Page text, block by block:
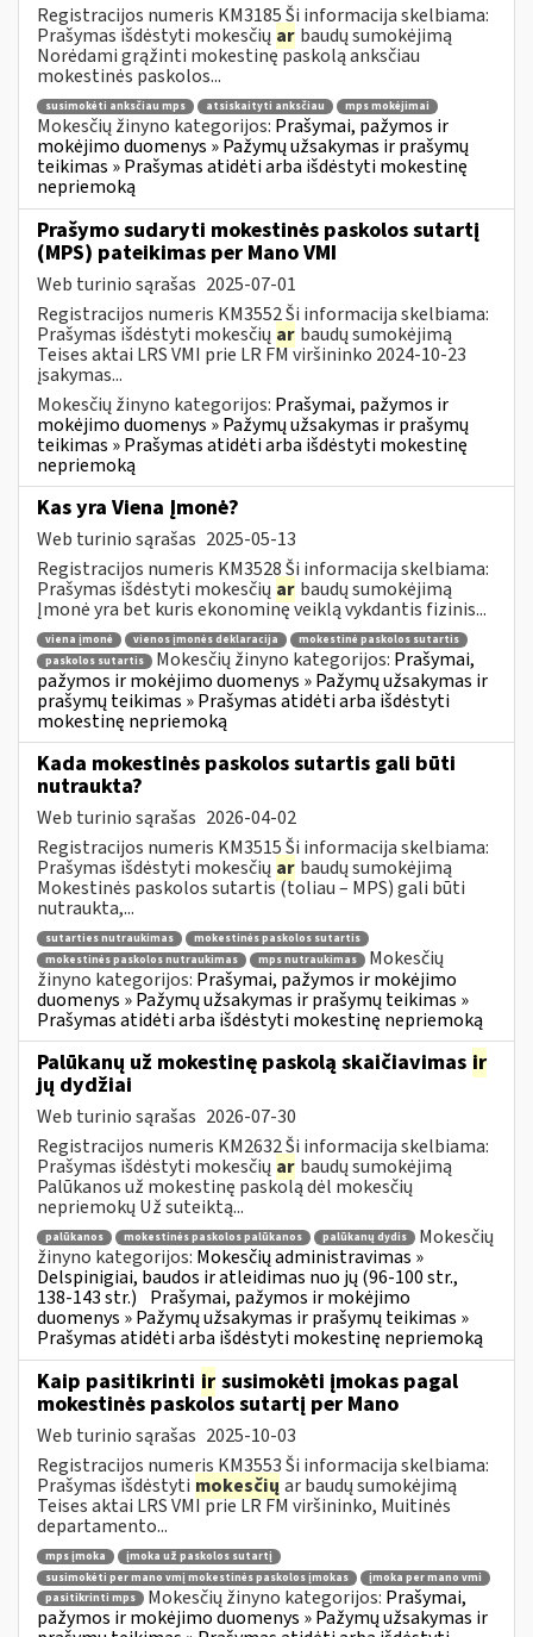
Registracijos numeris KM3185 Ši informacija skelbiama:
Prašymas išdėstyti mokesčių ar baudų sumokėjimą
Norėdami grąžinti mokestinę paskolą anksčiau
mokestinės paskolos...
susimokėti anksčiau mps atsiskaityti anksčiau mps mokėjimai
Mokesčių žinyno kategorijos: Prašymai, pažymos ir
mokėjimo duomenys » Pažymų užsakymas ir prašymų
teikimas » Prašymas atidėti arba išdėstyti mokestinę
nepriemoką
Prašymo sudaryti mokestinės paskolos sutartį
(MPS) pateikimas per Mano VMI
Web turinio sąrašas 2025-07-01
Registracijos numeris KM3552 Ši informacija skelbiama:
Prašymas išdėstyti mokesčių ar baudų sumokėjimą
Teises aktai LRS VMI prie LR FM viršininko 2024-10-23
įsakymas...
Mokesčių žinyno kategorijos: Prašymai, pažymos ir
mokėjimo duomenys » Pažymų užsakymas ir prašymų
teikimas » Prašymas atidėti arba išdėstyti mokestinę
nepriemoką
Kas yra Viena Įmonė?
Web turinio sąrašas 2025-05-13
Registracijos numeris KM3528 Ši informacija skelbiama:
Prašymas išdėstyti mokesčių ar baudų sumokėjimą
Įmonė yra bet kuris ekonominę veiklą vykdantis fizinis...
viena įmonė vienos įmonės deklaracija
mokestinė paskolos sutartis
paskolos sutartis
Mokesčių žinyno kategorijos: Prašymai,
pažymos ir mokėjimo duomenys » Pažymų užsakymas ir
prašymų teikimas » Prašymas atidėti arba išdėstyti
mokestinę nepriemoką
Kada mokestinės paskolos sutartis gali būti
nutraukta?
Web turinio sąrašas 2026-04-02
Registracijos numeris KM3515 Ši informacija skelbiama:
Prašymas išdėstyti mokesčių ar baudų sumokėjimą
Mokestinės paskolos sutartis (toliau – MPS) gali būti
nutraukta,...
sutarties nutraukimas
mokestinės paskolos sutartis
mokestinės paskolos nutraukimas
mps nutraukimas
Mokesčių
žinyno kategorijos: Prašymai, pažymos ir mokėjimo
duomenys » Pažymų užsakymas ir prašymų teikimas »
Prašymas atidėti arba išdėstyti mokestinę nepriemoką
Palūkanų už mokestinę paskolą skaičiavimas ir
jų dydžiai
Web turinio sąrašas 2026-07-30
Registracijos numeris KM2632 Ši informacija skelbiama:
Prašymas išdėstyti mokesčių ar baudų sumokėjimą
Palūkanos už mokestinę paskolą dėl mokesčių
nepriemokų Už suteiktą...
palūkanos mokestinės paskolos palūkanos palūkanų dydis
Mokesčių
žinyno kategorijos: Mokesčių administravimas »
Delspinigiai, baudos ir atleidimas nuo jų (96-100 str.,
138-143 str.) Prašymai, pažymos ir mokėjimo
duomenys » Pažymų užsakymas ir prašymų teikimas »
Prašymas atidėti arba išdėstyti mokestinę nepriemoką
Kaip pasitikrinti ir susimokėti įmokas pagal
mokestinės paskolos sutartį per Mano
Web turinio sąrašas 2025-10-03
Registracijos numeris KM3553 Ši informacija skelbiama:
Prašymas išdėstyti mokesčių ar baudų sumokėjimą
Teises aktai LRS VMI prie LR FM viršininko, Muitinės
departamento...
mps įmoka
įmoka už paskolos sutartį
susimokėti per mano vmį mokestinės paskolos įmokas
įmoka per mano vmi
pasitikrinti mps
Mokesčių žinyno kategorijos: Prašymai,
pažymos ir mokėjimo duomenys » Pažymų užsakymas ir